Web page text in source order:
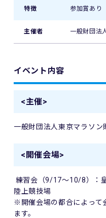
特徴 参加賞あり
主催者 一般財団法
イベント内容
<主催>
一般財団法人東京マラソン
<開催会場>
練習会（9/17～10/8）：
陸上競技場
※開催会場の都合によって
ます。